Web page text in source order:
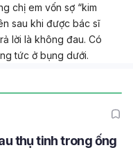
chị em vốn sợ “kim
sau khi được bác sĩ
lời là không đau. Có
tức ở bụng dưới.
thụ tinh trong ống